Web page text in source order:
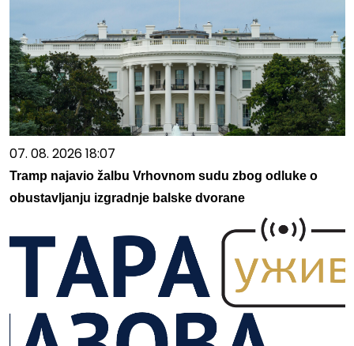
07. 08. 2026 18:07
Tramp najavio žalbu Vrhovnom sudu zbog odluke o
obustavljanju izgradnje balske dvorane